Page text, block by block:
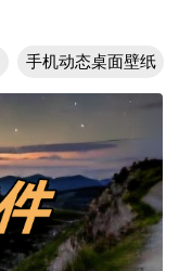
手机动态桌面壁纸